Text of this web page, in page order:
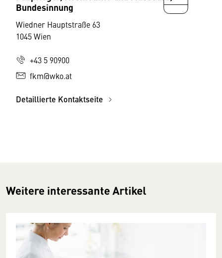
Bundesinnung
Wiedner Hauptstraße 63
1045 Wien
+43 5 90900
fkm@wko.at
Detaillierte Kontaktseite
Weitere interessante Artikel